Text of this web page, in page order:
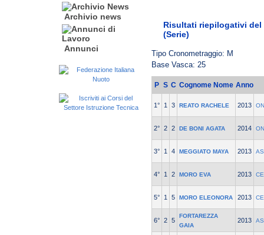
Archivio news
Annunci
Risultati riepilogativi del
(Serie)
Tipo Cronometraggio: M
Base Vasca: 25
P S C Cognome Nome Anno
1° 1 3 REATO RACHELE 2013
2° 2 2 DE BONI AGATA 2014
3° 1 4 MEGGIATO MAYA 2013
4° 1 2 MORO EVA 2013
5° 1 5 MORO ELEONORA 2013
6° 2 5
FORTAREZZA
GAIA
2013